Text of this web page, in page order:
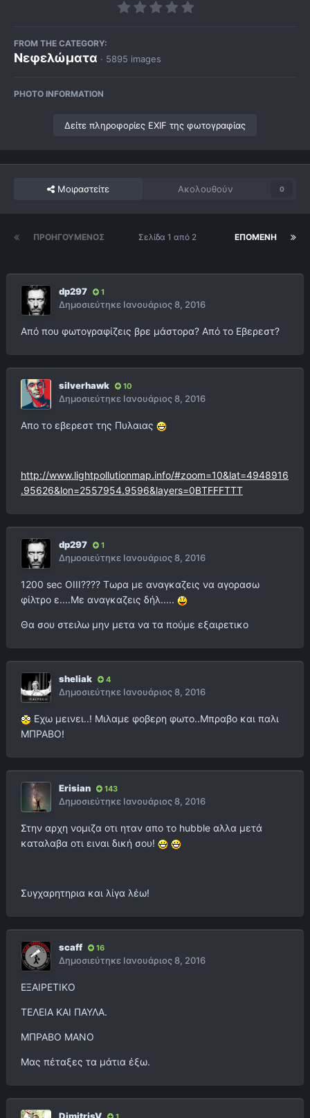
FROM THE CATEGORY:
Νεφελώματα · 5895 images
PHOTO INFORMATION
Δείτε πληροφορίες EXIF της φωτογραφίας
Μοιραστείτε Ακολουθούν 0
ΠΡΟΗΓΟΎΜΕΝΟΣ ΕΠΌΜΕΝΗ
Σελίδα 1 από 2
dp297 1
Δημοσιεύτηκε Ιανουάριος 8, 2016
Από που φωτογραφίζεις βρε μάστορα? Από το Εβερεστ?
silverhawk 10
Δημοσιεύτηκε Ιανουάριος 8, 2016
Απο το εβερεστ της Πυλαιας
http://www.lightpollutionmap.info/#zoom=10&lat=4948916
.95626&lon=2557954.9596&layers=0BTFFFTTT
dp297 1
Δημοσιεύτηκε Ιανουάριος 8, 2016
1200 sec OIII???? Tωρα με αναγκαζεις να αγορασω
φίλτρο ε....Με αναγκαζεις δήλ.....
Θα σου στειλω μην μετα να τα πούμε εξαιρετικο
sheliak 4
Δημοσιεύτηκε Ιανουάριος 8, 2016
Εχω μεινει..! Μιλαμε φοβερη φωτο..Μπραβο και παλι
ΜΠΡΑΒΟ!
Erisian 143
Δημοσιεύτηκε Ιανουάριος 8, 2016
Στην αρχη νομιζα οτι ηταν απο το hubble αλλα μετά
καταλαβα οτι ειναι δική σου!
Συγχαρητηρια και λίγα λέω!
scaff 16
Δημοσιεύτηκε Ιανουάριος 8, 2016
ΕΞΑΙΡΕΤΙΚΟ
ΤΕΛΕΙΑ ΚΑΙ ΠΑΥΛΑ.
ΜΠΡΑΒΟ ΜΑΝΟ
Μας πέταξες τα μάτια έξω.